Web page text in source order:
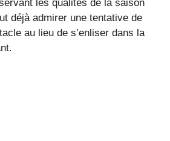
les qualités de la saison
déjà admirer une tentative de
au lieu de s’enliser dans la